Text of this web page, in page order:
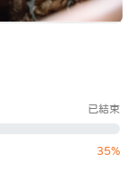
已結束
35%